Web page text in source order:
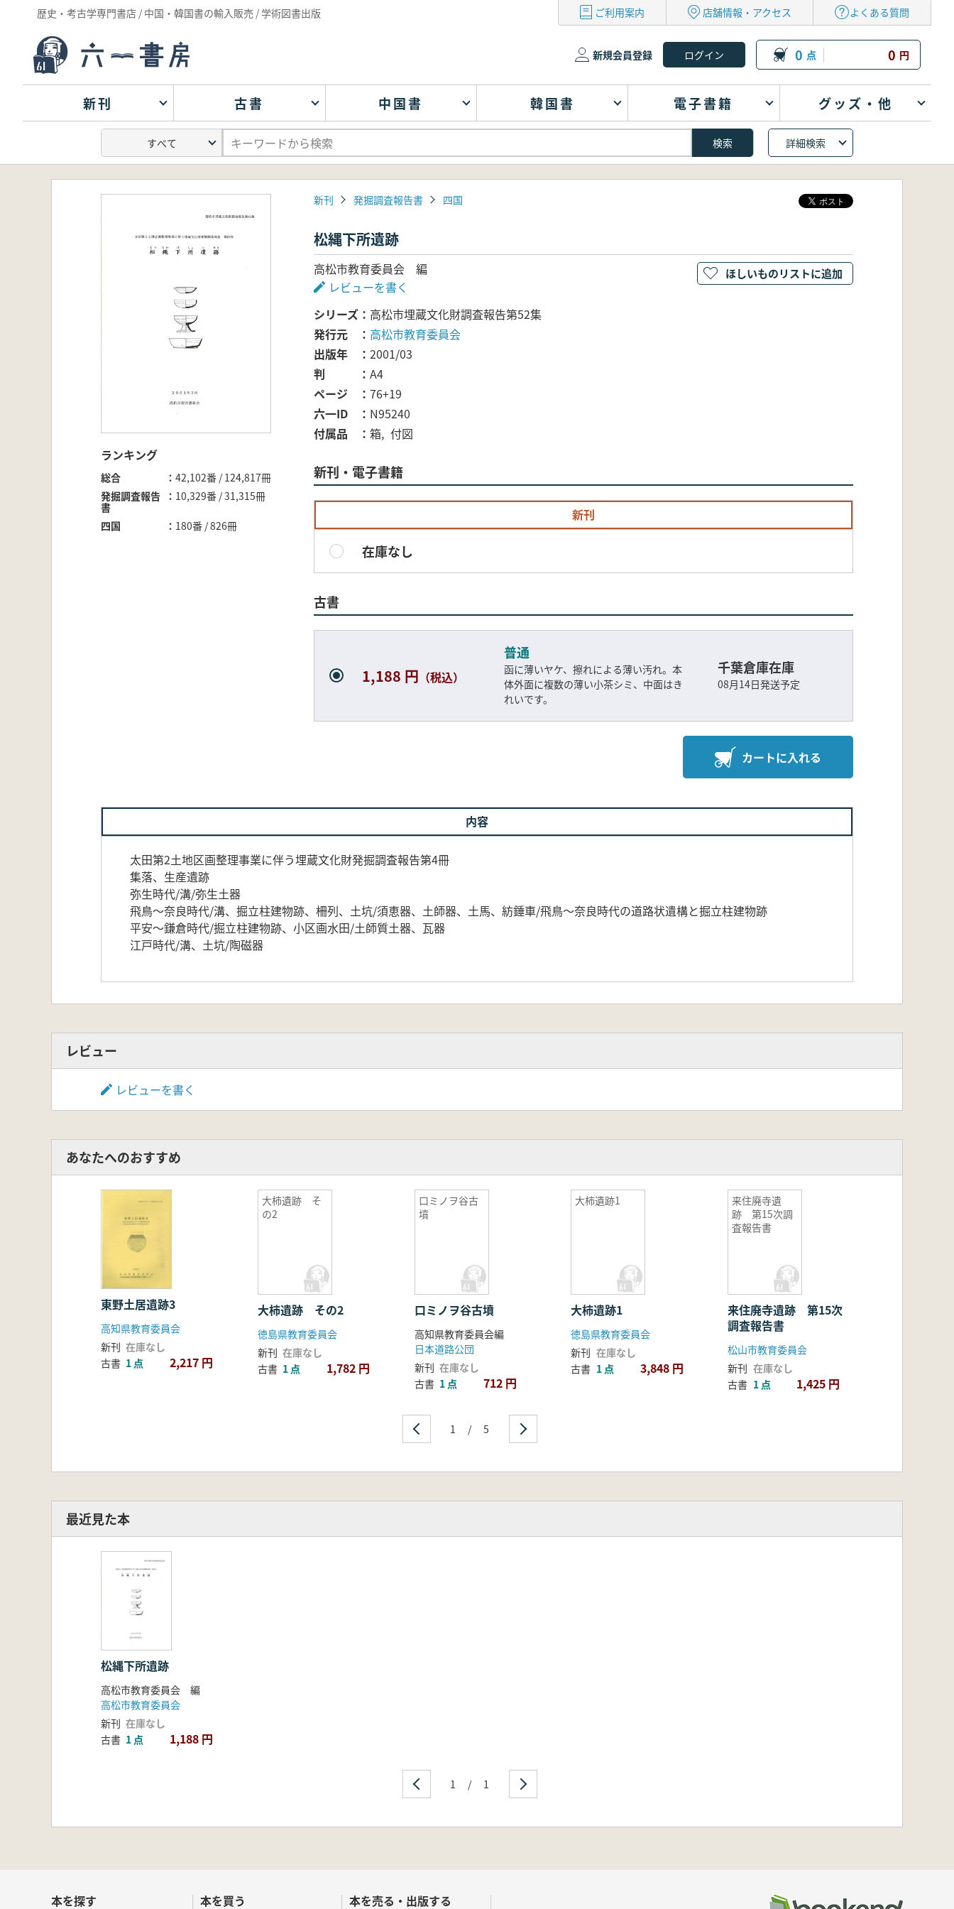
歴史・考古学専門書店 / 中国・韓国書の輸入販売 / 学術図書出版 ご利用案内 店舗情報・アクセス よくある質問
新規会員登録 0 点 0 円
新刊 古書 中国書 韓国書 電子書籍 グッズ・他
詳細検索
ランキング
総合
42,102番 / 124,817冊
発掘調査報告
書
10,329番 / 31,315冊
四国 180番 / 826冊
新刊 発掘調査報告書 四国
松縄下所遺跡
高松市教育委員会 編
レビューを書く
シリーズ
高松市埋蔵文化財調査報告第52集
発行元
高松市教育委員会
出版年
2001/03
判
A4
ページ
76+19
六一ID
N95240
付属品
箱 付図
新刊・電子書籍
新刊
在庫なし
古書
1,188 円 （税込）
普通
函に薄いヤケ、擦れによる薄い汚れ。本
体外面に複数の薄い小茶シミ、中面はき
れいです。
千葉倉庫在庫
08月14日発送予定
カートに入れる
ほしいものリストに追加
内容
太田第2土地区画整理事業に伴う埋蔵文化財発掘調査報告第4冊
集落、生産遺跡
弥生時代/溝/弥生土器
飛鳥～奈良時代/溝、掘立柱建物跡、柵列、土坑/須恵器、土師器、土馬、紡錘車/飛鳥～奈良時代の道路状遺構と掘立柱建物跡
平安～鎌倉時代/掘立柱建物跡、小区画水田/土師質土器、瓦器
江戸時代/溝、土坑/陶磁器
レビュー
レビューを書く
あなたへのおすすめ
東野土居遺跡3
高知県教育委員会
新刊 在庫なし
古書 1 点 2,217 円
大柿遺跡 そ
の2
大柿遺跡 その2
徳島県教育委員会
新刊 在庫なし
古書 1 点 1,782 円
口ミノヲ谷古
墳
口ミノヲ谷古墳
高知県教育委員会編
日本道路公団
新刊 在庫なし
古書 1 点 712 円
大柿遺跡1
大柿遺跡1
徳島県教育委員会
新刊 在庫なし
古書 1 点 3,848 円
来住廃寺遺
跡 第15次調
査報告書
来住廃寺遺跡 第15次
調査報告書
松山市教育委員会
新刊 在庫なし
古書 1 点 1,425 円
1 / 5
最近見た本
松縄下所遺跡
高松市教育委員会 編
高松市教育委員会
新刊 在庫なし
古書 1 点 1,188 円
1 / 1
本を探す 本を買う 本を売る・出版する